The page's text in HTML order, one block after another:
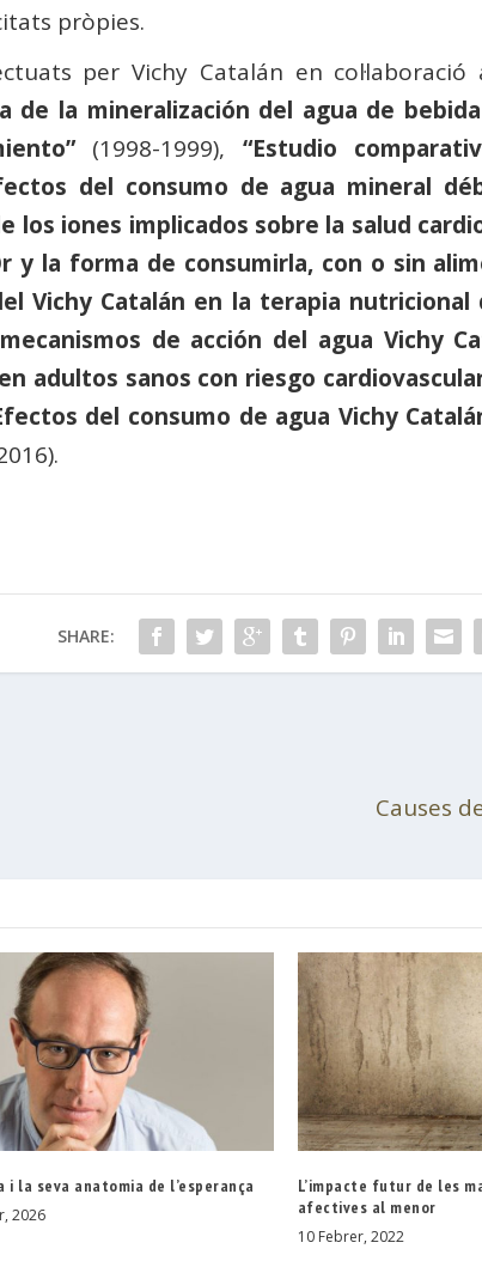
pròpies.
per Vichy Catalán en col·laboració
de la mineralización del agua de
(1998-1999), “Estudio
del consumo de agua mineral
los iones implicados sobre la salud
y la forma de consumirla, con o sin
Vichy Catalán en la terapia
de acción del agua Vichy
adultos sanos con riesgo
del consumo de agua Vichy
SHARE:
Causes
i la seva anatomia de l’esperança
2026
L’impacte futur de les
afectives al menor
10 Febrer, 2022